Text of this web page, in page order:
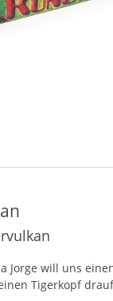
Jorge will uns
Tigerkopf